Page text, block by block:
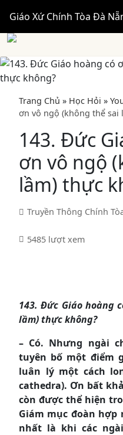
Giáo Xứ Chính Tòa Đà
Trang Chủ » Học Hỏi »
ơn vô ngộ (không thể sai
143. Đức
ơn vô ngộ
lầm) thực
Truyền Thông Chính
5485 lượt xem
143. Đức Giáo hoàng
lầm) thực không?
– Có. Nhưng ngài
tuyên bố một điểm
luân lý một cách
cathedra). Ơn bất
còn được thể hiện
Giám mục đoàn
nhất là khi các